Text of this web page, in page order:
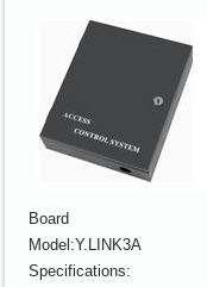
Board
Model:Y.LINK3A
Specifications: